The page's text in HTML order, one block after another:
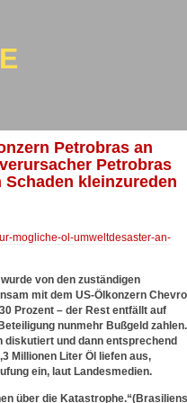
Petrobras an
Petrobras
kleinzureden
mogliche-ol-umweltdesaster-an-
von den zuständigen
mit dem US-Ölkonzern
Prozent – der Rest entfällt auf
nunmehr Bußgeld zahlen.
und dann entsprechend
Millionen Liter Öl liefen aus,
ein, laut Landesmedien.
über die Katastrophe.“(Brasiliens